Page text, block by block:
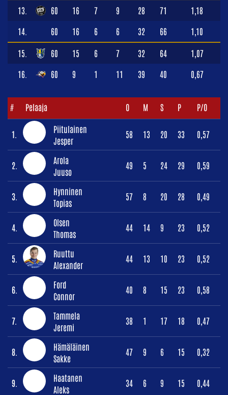
13. 60 16 7 9 28 71 1,18
14. 60 16 6 6 32 66 1,10
15. 60 15 6 7 32 64 1,07
16. 60 9 1 11 39 40 0,67
# Pelaaja O M S P P/O
1.
Piitulainen
Jesper
58 13 20 33 0,57
2.
Arola
Juuso
49 5 24 29 0,59
3.
Hynninen
Topias
57 8 20 28 0,49
4.
Olsen
Thomas
44 14 9 23 0,52
5.
Ruuttu
Alexander
44 13 10 23 0,52
6.
Ford
Connor
40 8 15 23 0,58
7.
Tammela
Jeremi
38 1 17 18 0,47
8.
Hämäläinen
Sakke
47 9 6 15 0,32
9.
Haatanen
Aleks
34 6 9 15 0,44